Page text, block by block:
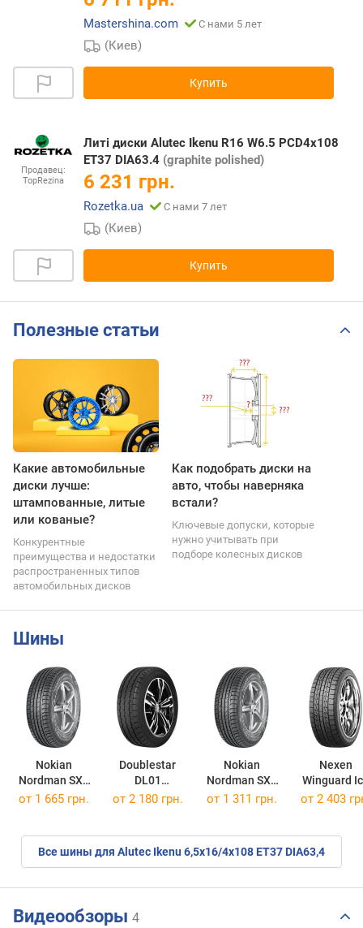
Mastershina.com С нами 5 лет
(Киев)
Купить
Продавец:
TopRezina
Литі диски Alutec Ikenu R16 W6.5 PCD4x108
ET37 DIA63.4 (graphite polished)
6 231 грн.
Rozetka.ua С нами 7 лет
(Киев)
Купить
Полезные статьи
Какие автомобильные
диски лучше:
штампованные, литые
или кованые?
Конкурентные
преимущества и недостатки
распространенных типов
автомобильных дисков
Как подобрать диски на
авто, чтобы наверняка
встали?
Ключевые допуски, которые
нужно учитывать при
подборе колесных дисков
Шины
Nokian
Nordman SX2
205/60 R16 92H
Doublestar
DL01
205/65 R16C 107T
Nokian
Nordman SX2
205/55 R16 91H
Nexen
Winguard
205/55 R16
от 1 665 грн. от 2 180 грн. от 1 311 грн. от 2 403
Все шины для Alutec Ikenu 6,5x16/4x108 ET37 DIA63,4
Видеообзоры 4